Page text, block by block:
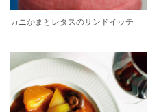
カニかまとレタスのサンドイッチ